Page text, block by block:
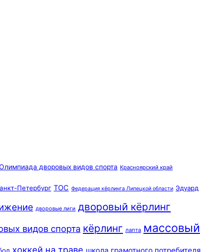
дворовых видов спорта Красноярский край
Петербург ТОС Федерация кёрлинга Липецкой области Эдуард
дворовые лиги дворовый кёрлинг
видов спорта кёрлинг лапта массовый
хоккей на траве